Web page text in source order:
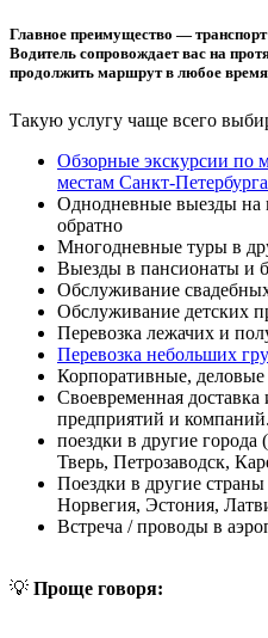
Главное преимущество —
Водитель сопровождает вас на
продолжить маршрут в любое
Такую услугу чаще всего
Обзорные экскурсии по
местам Санкт-
Однодневные выезды на
обратно
Многодневные туры в
Выезды в пансионаты и
Обслуживание
Обслуживание детских
Перевозка лежачих и
Перевозка небольших
Корпоративные, деловые
Своевременная доставка
предприятий и компаний.
поездки в другие
Тверь, Петрозаводск,
Поездки в другие
Норвегия, Эстония,
Встреча / проводы в
💡 Проще говоря: